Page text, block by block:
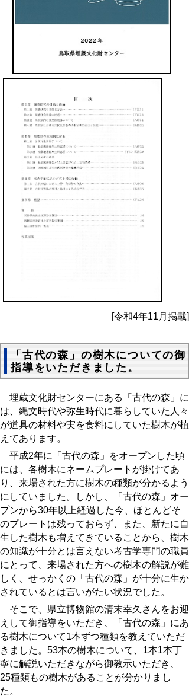
[令和4年11月掲載]
「古代の森」の樹木についての御
指導をいただきました。
埋蔵文化財センターにある「古代の森」に
は、縄文時代や弥生時代に暮らしていた人々
が道具の材料や実を食料にしていた樹木が植
えてあります。
平成2年に「古代の森」をオープンした頃
には、各樹木にネームプレートが掛けてあ
り、来場された方に樹木の種類が分かるよう
にしていました。しかし、「古代の森」オー
プンから30年以上経過した今、ほとんどそ
のプレートは残っておらず、また、新たに自
生した樹木も増えてきていることから、樹木
の知識が十分とは言えない考古学専門の職員
にとって、来場された方への樹木の解説が難
しく、せっかくの「古代の森」が十分に生か
されているとは言いがたい状況でした。
そこで、県立博物館の清末幸久さんをお迎
えして御指導をいただき、「古代の森」にあ
る樹木について1本ずつ種類を教えていただ
きました。53本の樹木について、1本1本丁
寧に解説いただきながら御教示いただき、
25種類もの樹木があることが分かりまし
た。